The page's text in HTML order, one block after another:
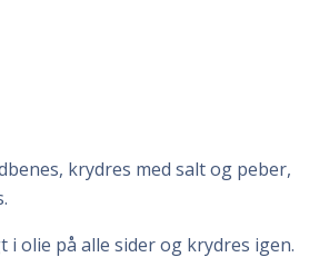
krydres med salt og peber,
i olie på alle sider og krydres igen.